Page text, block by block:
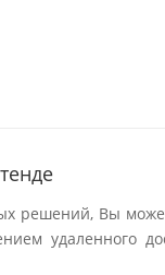
решений, Вы
удаленного